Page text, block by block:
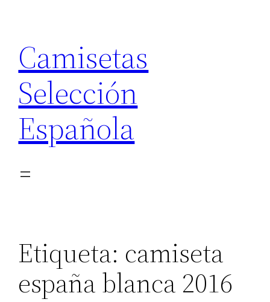
contenido
Camisetas
Selección
Española
Etiqueta: camiseta
españa blanca 2016